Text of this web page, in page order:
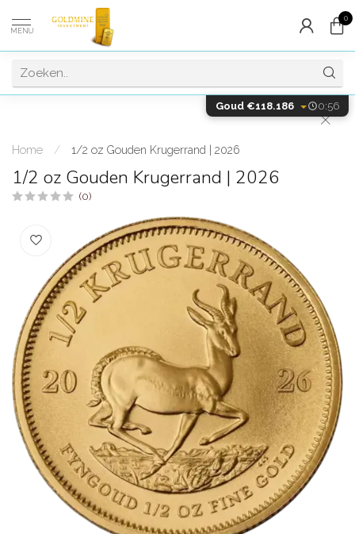
MENU
0
Home / 1/2 oz Gouden Krugerrand | 2026
1/2 oz Gouden Krugerrand | 2026
(0)
Goud €118.186 0:55